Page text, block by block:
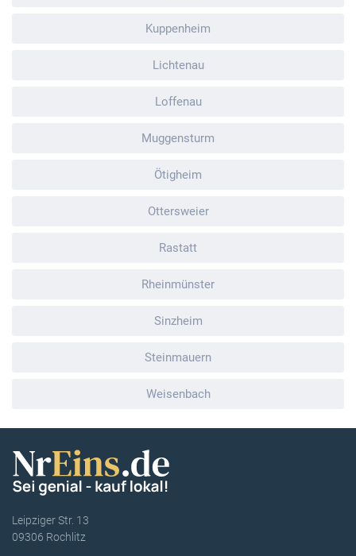
Kuppenheim
Lichtenau
Loffenau
Muggensturm
Ötigheim
Ottersweier
Rastatt
Rheinmünster
Sinzheim
Steinmauern
Weisenbach
Leipziger Str. 13
09306 Rochlitz